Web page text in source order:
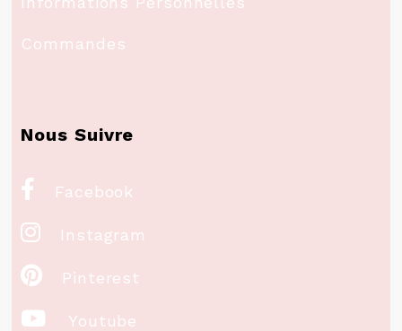
Commandes
Nous Suivre
 Facebook
 Instagram
 Pinterest
 Youtube